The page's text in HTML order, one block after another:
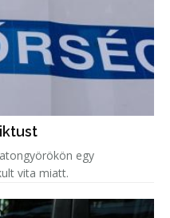
egy
vita miatt.